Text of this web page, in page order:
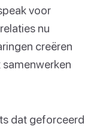
voor
nu
creëren
dat geforceerd